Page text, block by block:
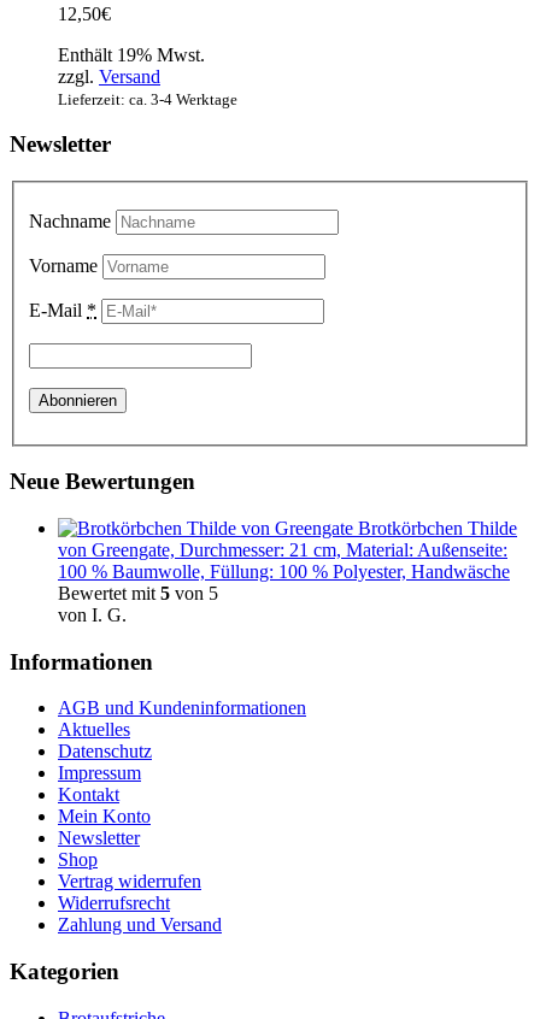
12,50€
Enthält 19% Mwst.
zzgl. Versand
Lieferzeit: ca. 3-4 Werktage
Newsletter
Nachname
Vorname
E-Mail *
Neue Bewertungen
Brotkörbchen Thilde
von Greengate, Durchmesser: 21 cm, Material: Außenseite:
100 % Baumwolle, Füllung: 100 % Polyester, Handwäsche
Bewertet mit 5 von 5
von I. G.
Informationen
AGB und Kundeninformationen
Aktuelles
Datenschutz
Impressum
Kontakt
Mein Konto
Newsletter
Shop
Vertrag widerrufen
Widerrufsrecht
Zahlung und Versand
Kategorien